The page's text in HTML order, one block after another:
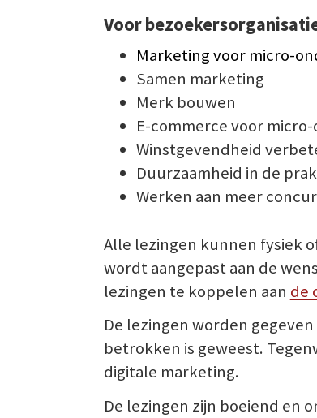
Voor
Marketing voor micro-
Samen marketing
Merk bouwen
E-commerce voor
Winstgevendheid
Duurzaamheid in de
Werken aan meer
Alle lezingen kunnen fysiek
wordt aangepast aan de
lezingen te koppelen aan de
De lezingen worden
betrokken is geweest.
digitale marketing.
De lezingen zijn boeiend en